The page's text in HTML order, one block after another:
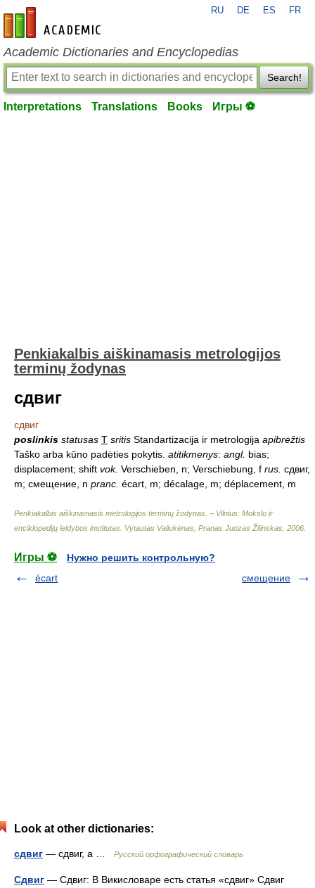
en-academic.com
RU DE ES FR
Academic Dictionaries and Encyclopedias
Search!
Interpretations Translations Books Игры ⚽
Penkiakalbis aiškinamasis metrologijos
terminų žodynas
сдвиг
сдвиг
poslinkis statusas T sritis Standartizacija ir metrologija apibrėžtis
Taško arba kūno padėties pokytis. atitikmenys: angl. bias;
displacement; shift vok. Verschieben, n; Verschiebung, f rus. сдвиг,
m; смещение, n pranc. écart, m; décalage, m; déplacement, m
Penkiakalbis aiškinamasis metrologijos terminų žodynas. – Vilnius: Mokslo ir
enciklopedijų leidybos institutas Vytautas Valiukėnas, Pranas Juozas Žilinskas 2006
Игры ⚽
Нужно решить контрольную?
écart
смещение
Look at other dictionaries:
сдвиг — сдвиг, а … Русский орфографический словарь
Сдвиг — Сдвиг: В Викисловаре есть статья «сдвиг» Сдвиг